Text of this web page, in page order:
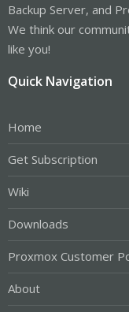
Backup Server, and
We think our
like you!
Quick Navigation
Home
Get Subscription
Wiki
Downloads
Proxmox Customer
About